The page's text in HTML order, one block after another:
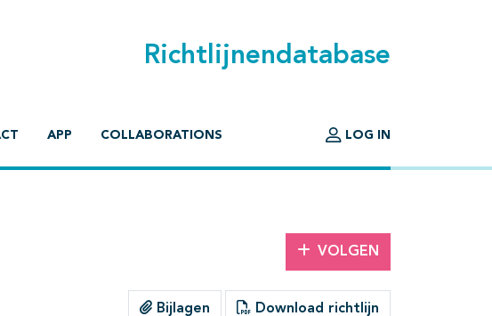
Richtlijnendatabase
APP COLLABORATIONS LOG IN
VOLGEN
Bijlagen Download richtlijn